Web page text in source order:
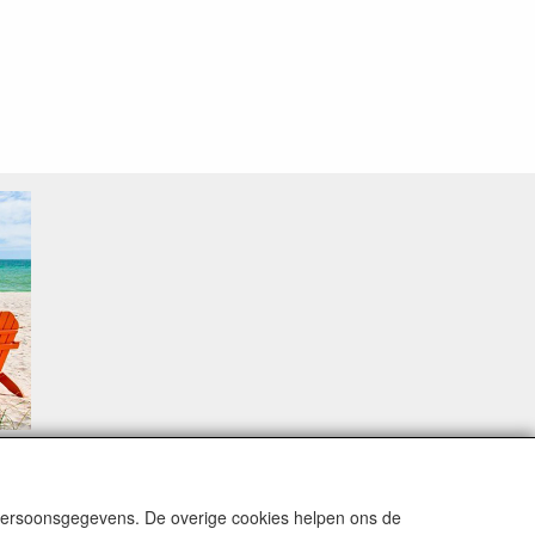
De overige cookies helpen ons de